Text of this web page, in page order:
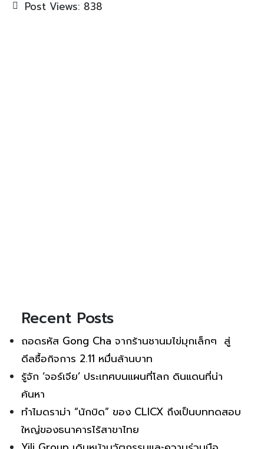
Post Views: 838
Recent Posts
ถอดรหัส Gong Cha จากร้านชานมไข่มุกเล็กๆ สู่
ดีลซื้อกิจการ 2.11 หมื่นล้านบาท
รู้จัก ‘จอร์เจีย’ ประเทศบนแผนที่โลก ดินแดนที่น่า
ค้นหา
ทำไมดราม่า “นักบิด” ของ CLICX ถึงเป็นบททดสอบ
ใหญ่ของธนาคารไร้สาขาไทย